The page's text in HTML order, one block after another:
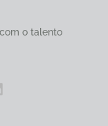
o talento